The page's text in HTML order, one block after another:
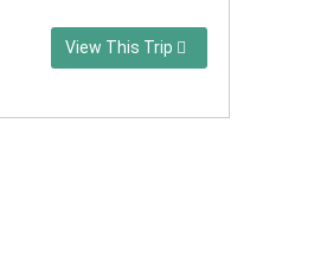
View This Trip